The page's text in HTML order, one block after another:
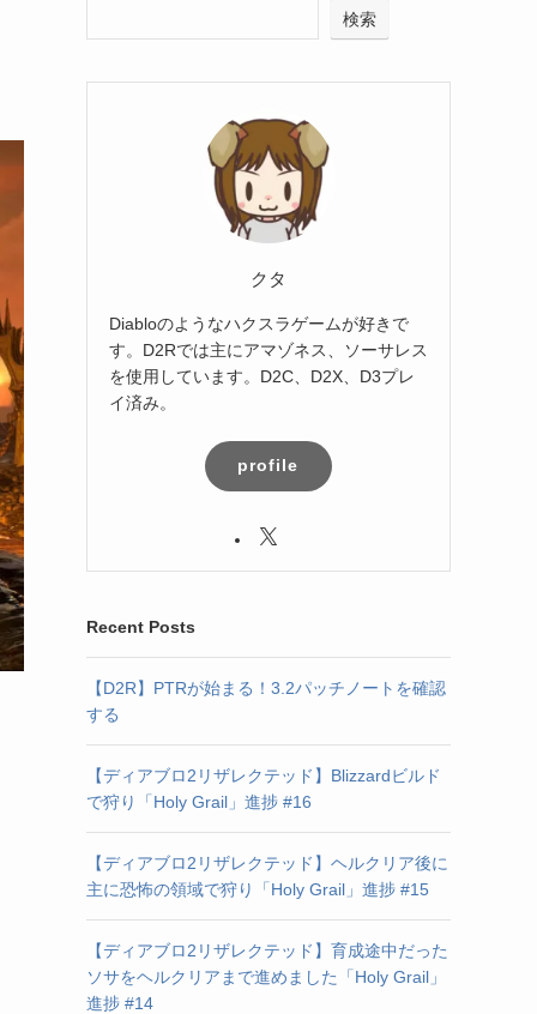
検索
クタ
Diabloのようなハクスラゲームが好きで
す。D2Rでは主にアマゾネス、ソーサレス
を使用しています。D2C、D2X、D3プレ
イ済み。
profile
Recent Posts
【D2R】PTRが始まる！3.2パッチノートを確認
する
【ディアブロ2リザレクテッド】Blizzardビルド
で狩り「Holy Grail」進捗 #16
【ディアブロ2リザレクテッド】ヘルクリア後に
主に恐怖の領域で狩り「Holy Grail」進捗 #15
【ディアブロ2リザレクテッド】育成途中だった
ソサをヘルクリアまで進めました「Holy Grail」
進捗 #14